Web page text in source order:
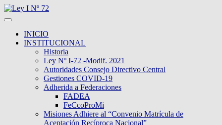
INICIO
INSTITUCIONAL
Historia
Ley Nº I-72 -Modif. 2021
Autoridades Consejo Directivo Central
Gestiones COVID-19
Adherida a Federaciones
FADEA
FeCcoProMi
Misiones Adhiere al “Convenio Matrícula de
Aceptación Recíproca Nacional”